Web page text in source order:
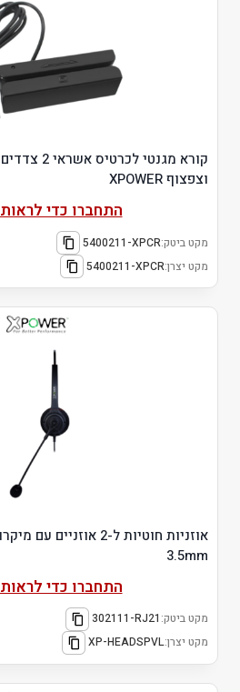
וצפצוף XPOWER
התחברו כדי
מקט ביטק:5400211-XPCR
מקט יצרן:5400211-XPCR
3.5mm
התחברו כדי
מקט ביטק: 302111-RJ21
מקט יצרן:XP-HEADSPVL